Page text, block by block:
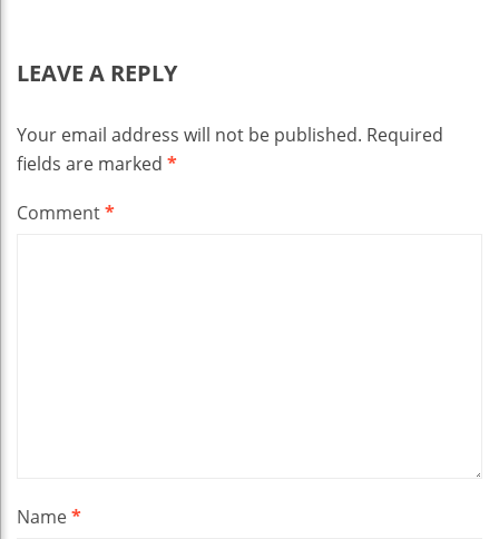
LEAVE A REPLY
Your email address will not be published. Required
fields are marked *
Comment*
Name*